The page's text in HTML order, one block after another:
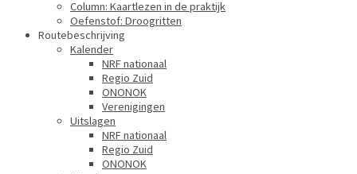
Column: Kaartlezen in de praktijk
Oefenstof: Droogritten
Routebeschrijving
Kalender
NRF nationaal
Regio Zuid
ONONOK
Verenigingen
Uitslagen
NRF nationaal
Regio Zuid
ONONOK